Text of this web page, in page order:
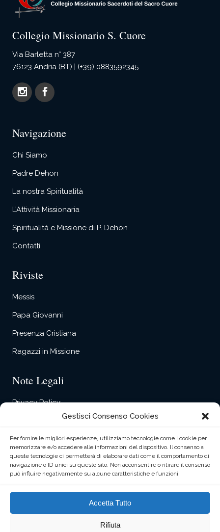
Gestisci Consenso Cookies
Per fornire le migliori esperienze, utilizziamo tecnologie come i cookie per
memorizzare e/o accedere alle informazioni del dispositivo. Il consenso a
queste tecnologie ci permetterà di elaborare dati come il comportamento di
navigazione o ID unici su questo sito. Non acconsentire o ritirare il consenso
può influire negativamente su alcune caratteristiche e funzioni.
Accetta Tutto
Rifiuta
Collegio Missionario S. Cuore
Via Barletta n° 387
76123 Andria (BT) | (+39) 0883592345
Navigazione
Chi Siamo
Padre Dehon
La nostra Spiritualità
L’Attività Missionaria
Spiritualità e Missione di P. Dehon
Contatti
Riviste
Messis
Papa Giovanni
Presenza Cristiana
Ragazzi in Missione
Note Legali
Privacy Policy
Contact Form Privacy
Collegio Missionario S. Cuore © Copyright. Tutti i diritti
sono riservati.